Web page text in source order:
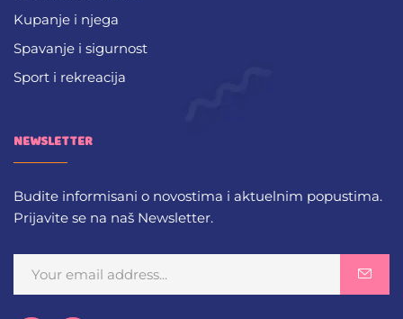
Kupanje i njega
Spavanje i sigurnost
Sport i rekreacija
NEWSLETTER
Budite informisani o novostima i aktuelnim popustima.
Prijavite se na naš Newsletter.